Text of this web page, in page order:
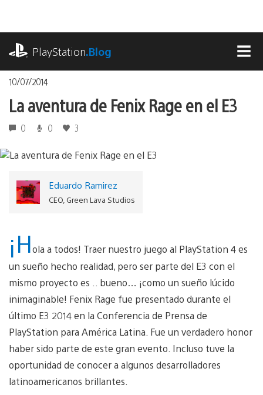
contenido
PlayStation.Blog
10/07/2014
La aventura de Fenix Rage en el E3
0 0 3
Eduardo Ramirez
CEO, Green Lava Studios
¡Hola a todos! Traer nuestro juego al PlayStation 4 es
un sueño hecho realidad, pero ser parte del E3 con el
mismo proyecto es .. bueno… ¡como un sueño lúcido
inimaginable! Fenix Rage fue presentado durante el
último E3 2014 en la Conferencia de Prensa de
PlayStation para América Latina. Fue un verdadero honor
haber sido parte de este gran evento. Incluso tuve la
oportunidad de conocer a algunos desarrolladores
latinoamericanos brillantes.